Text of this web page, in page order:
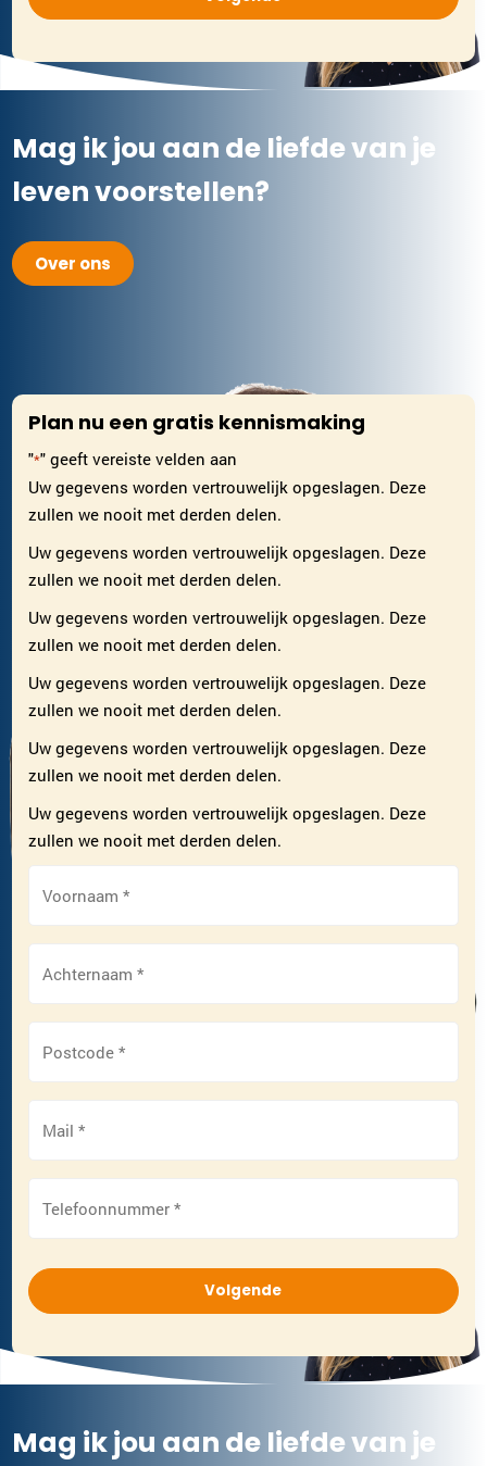
Mag ik jou aan de liefde van je
leven voorstellen?
Over ons
Plan nu een gratis kennismaking
"*" geeft vereiste velden aan
Uw gegevens worden vertrouwelijk opgeslagen. Deze
zullen we nooit met derden delen.
Uw gegevens worden vertrouwelijk opgeslagen. Deze
zullen we nooit met derden delen.
Uw gegevens worden vertrouwelijk opgeslagen. Deze
zullen we nooit met derden delen.
Uw gegevens worden vertrouwelijk opgeslagen. Deze
zullen we nooit met derden delen.
Uw gegevens worden vertrouwelijk opgeslagen. Deze
zullen we nooit met derden delen.
Uw gegevens worden vertrouwelijk opgeslagen. Deze
zullen we nooit met derden delen.
Imke Evers
matchmaker
Mag ik jou aan de liefde van je